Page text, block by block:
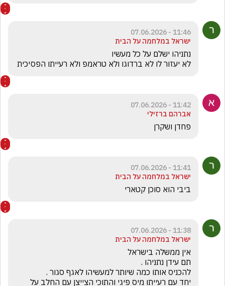
11:46 - 07.06.2026
ישראל במלחמה על הבית
לא יעזור לו לא ברדוגו ולא טראמפ ולא רעייתו הפסיכית
11:42 - 07.06.2026
אברהם ברזילי
פחדן ושקרן
11:41 - 07.06.2026
ישראל במלחמה על הבית
ביבי הוא סוכן קטארי
11:38 - 07.06.2026
ישראל במלחמה על הבית